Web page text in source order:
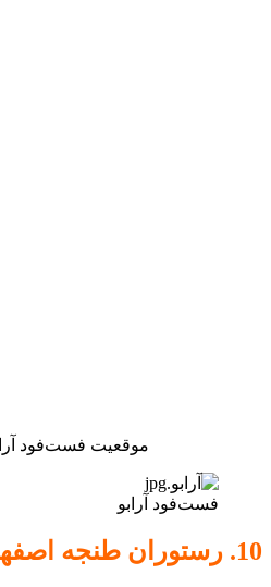
موقعیت فست‌فود
فست‌فود آرابو
10. رستوران طنجه اصفهان